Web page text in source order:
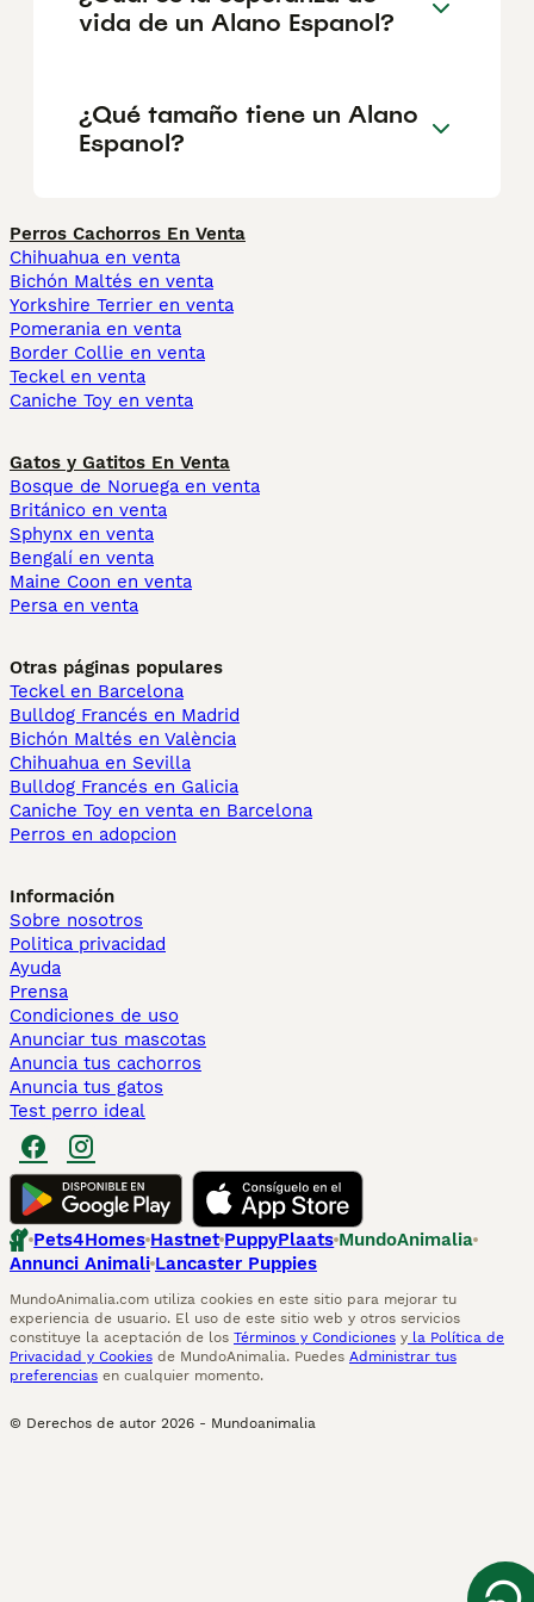
vida de un Alano Espanol?
¿Qué tamaño tiene un Alano
Espanol?
Perros Cachorros En Venta
Chihuahua en venta
Bichón Maltés en venta
Yorkshire Terrier en venta
Pomerania en venta
Border Collie en venta
Teckel en venta
Caniche Toy en venta
Gatos y Gatitos En Venta
Bosque de Noruega en venta
Británico en venta
Sphynx en venta
Bengalí en venta
Maine Coon en venta
Persa en venta
Otras páginas populares
Teckel en Barcelona
Bulldog Francés en Madrid
Bichón Maltés en València
Chihuahua en Sevilla
Bulldog Francés en Galicia
Caniche Toy en venta en Barcelona
Perros en adopcion
Información
Sobre nosotros
Politica privacidad
Ayuda
Prensa
Condiciones de uso
Anunciar tus mascotas
Anuncia tus cachorros
Anuncia tus gatos
Test perro ideal
Pets4Homes Hastnet PuppyPlaats MundoAnimalia
Annunci Animali Lancaster Puppies
MundoAnimalia.com utiliza cookies en este sitio para mejorar tu
experiencia de usuario. El uso de este sitio web y otros servicios
constituye la aceptación de los Términos y Condiciones y la Política de
Privacidad y Cookies de MundoAnimalia. Puedes Administrar tus
preferencias en cualquier momento.
© Derechos de autor 2026 - Mundoanimalia